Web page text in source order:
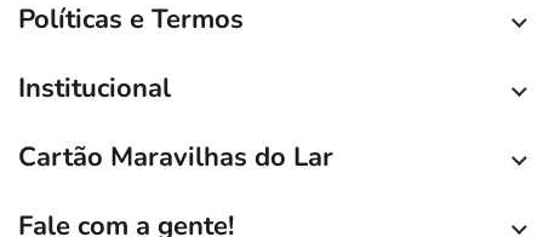
Políticas e Termos
Institucional
Cartão Maravilhas do Lar
Fale com a gente!